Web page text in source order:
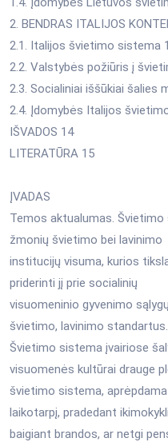
2. BENDRAS ITALIJOS
2.1. Italijos švietimo sistema
2.2. Valstybės požiūris į
2.3. Socialiniai iššūkiai šalies
2.4. Įdomybės Italijos
IŠVADOS 14
LITERATŪRA 15
ĮVADAS
Temos aktualumas.
žmonių švietimo bei lavinimo
institucijų visuma, kurios
priderinti jį prie socialinių
visuomeninio gyvenimo
švietimo, lavinimo standartus.
Švietimo sistema įvairiose
visuomenės kultūrai drauge
švietimo sistema,
laikotarpį, pradedant
baigiant brandos, ar netgi